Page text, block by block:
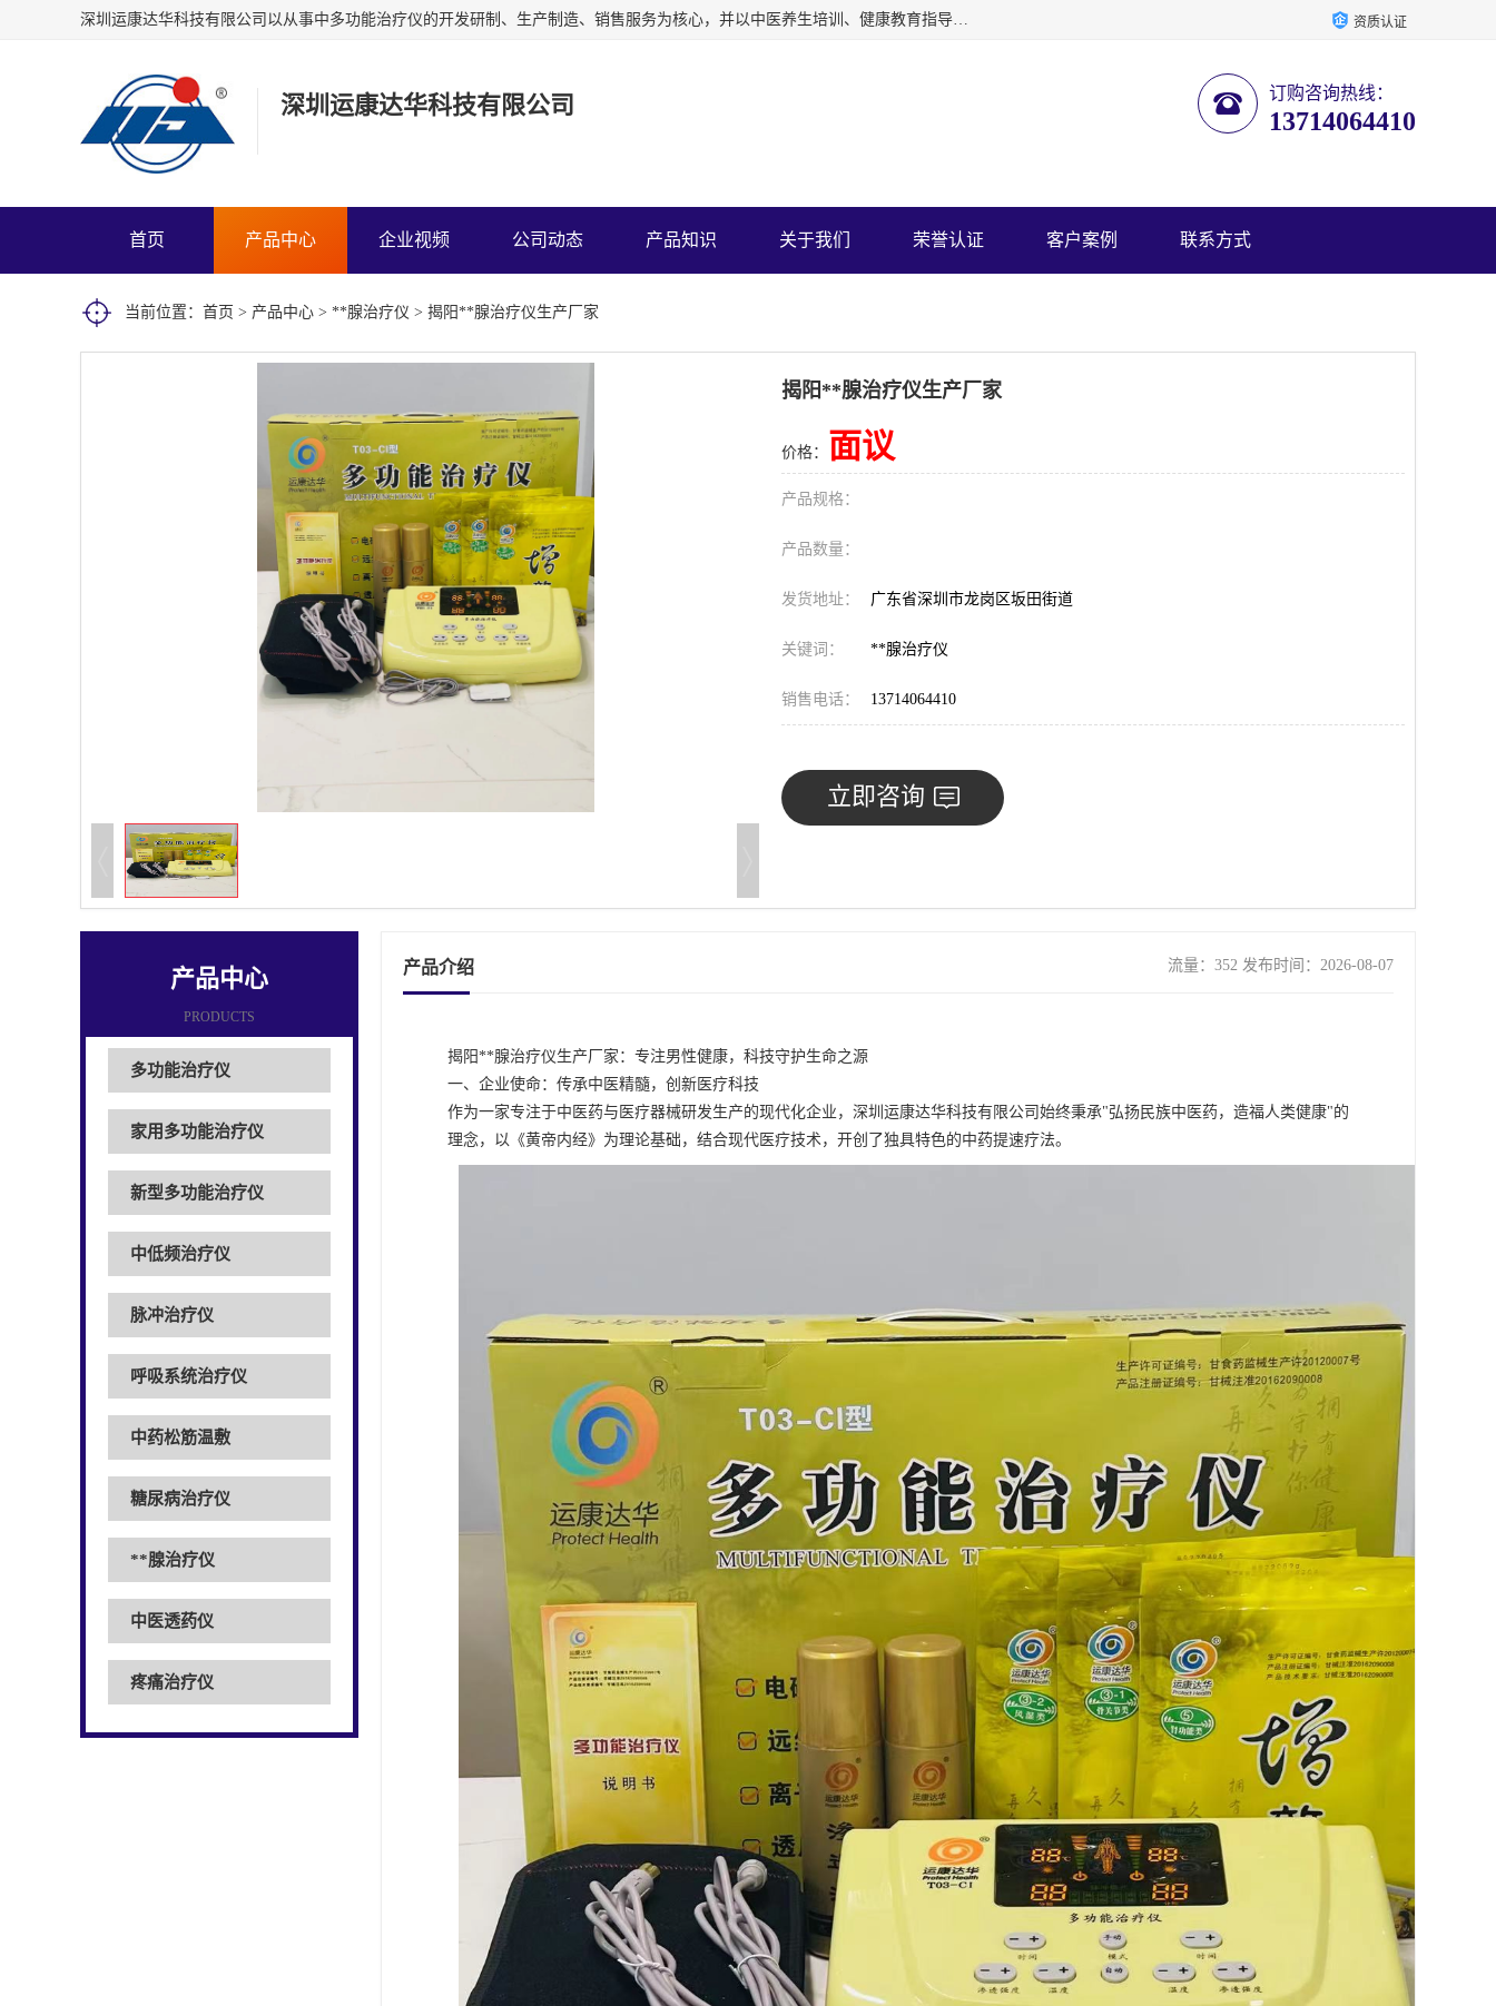
深圳运康达华科技有限公司以从事中多功能治疗仪的开发研制、生产制造、销售服务为核心，并以中医养生培训、健康教育指导为依托、秉承弘扬民族中医药、造福人类健康的精神理念，以祖国的医学名著《黄帝内经》为理论基础，结合现代医疗、保健养生等，创立了中药提速疗法，开辟了一条新的治疗途径。 资质认证
深圳运康达华科技有限公司 订购咨询热线：
13714064410
首页 产品中心 企业视频 公司动态 产品知识 关于我们 荣誉认证 客户案例 联系方式
当前位置： 首页 > 产品中心 > **腺治疗仪 > 揭阳**腺治疗仪生产厂家
揭阳**腺治疗仪生产厂家
价格： 面议
产品规格：
产品数量：
发货地址： 广东省深圳市龙岗区坂田街道
关键词： **腺治疗仪
销售电话： 13714064410
立即咨询
产品中心
PRODUCTS
多功能治疗仪
家用多功能治疗仪
新型多功能治疗仪
中低频治疗仪
脉冲治疗仪
呼吸系统治疗仪
中药松筋温敷
糖尿病治疗仪
**腺治疗仪
中医透药仪
疼痛治疗仪
产品介绍 流量：352 发布时间：2026-08-07
揭阳**腺治疗仪生产厂家：专注男性健康，科技守护生命之源
一、企业使命：传承中医精髓，创新医疗科技
作为一家专注于中医药与医疗器械研发生产的现代化企业，深圳运康达华科技有限公司始终秉承"弘扬民族中医药，造福人类健康"的
理念，以《黄帝内经》为理论基础，结合现代医疗技术，开创了独具特色的中药提速疗法。